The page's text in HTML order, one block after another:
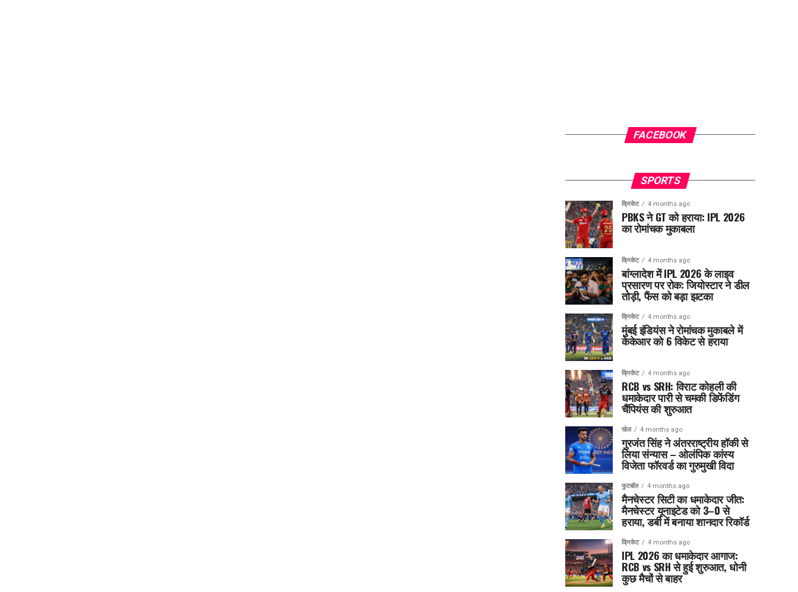
FACEBOOK
SPORTS
क्रिकेट 4 months ago
PBKS ने GT को हराया: IPL 2026
का रोमांचक मुकाबला
क्रिकेट 4 months ago
बांग्लादेश में IPL 2026 के लाइव
प्रसारण पर रोक: जियोस्टार ने डील
तोड़ी, फैंस को बड़ा झटका
क्रिकेट 4 months ago
मुंबई इंडियंस ने रोमांचक मुकाबले में
केकेआर को 6 विकेट से हराया
क्रिकेट 4 months ago
RCB vs SRH: विराट कोहली की
धमाकेदार पारी से चमकी डिफेंडिंग
चैंपियंस की शुरुआत
खेल 4 months ago
गुरजंत सिंह ने अंतरराष्ट्रीय हॉकी से
लिया संन्यास – ओलंपिक कांस्य
विजेता फॉरवर्ड का गुरुमुखी विदा
फुटबॉल 4 months ago
मैनचेस्टर सिटी का धमाकेदार जीत:
मैनचेस्टर यूनाइटेड को 3–0 से
हराया, डर्बी में बनाया शानदार रिकॉर्ड
क्रिकेट 4 months ago
IPL 2026 का धमाकेदार आगाज:
RCB vs SRH से हुई शुरुआत, धोनी
कुछ मैचों से बाहर